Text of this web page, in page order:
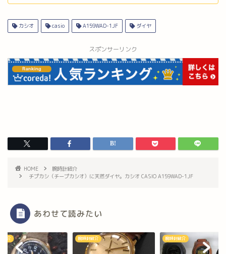
カシオ casio A159WAD-1JF ダイヤ
スポンサーリンク
HOME
腕時計紹介
チプカシ（チープカシオ）に天然ダイヤ。カシオ CASIO A159WAD-1JF
あわせて読みたい
紹介 腕時計紹介 腕時計紹介